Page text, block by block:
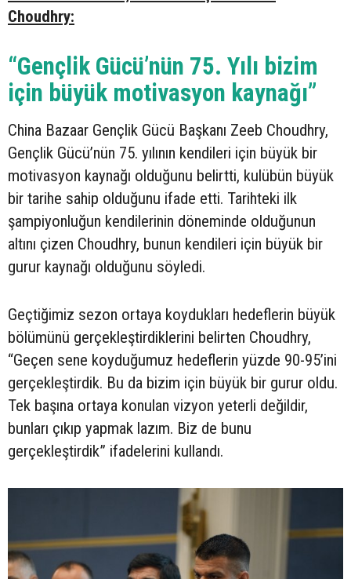
Choudhry:
“Gençlik Gücü’nün 75. Yılı bizim
için büyük motivasyon kaynağı”
China Bazaar Gençlik Gücü Başkanı Zeeb Choudhry,
Gençlik Gücü’nün 75. yılının kendileri için büyük bir
motivasyon kaynağı olduğunu belirtti, kulübün büyük
bir tarihe sahip olduğunu ifade etti. Tarihteki ilk
şampiyonluğun kendilerinin döneminde olduğunun
altını çizen Choudhry, bunun kendileri için büyük bir
gurur kaynağı olduğunu söyledi.
Geçtiğimiz sezon ortaya koydukları hedeflerin büyük
bölümünü gerçekleştirdiklerini belirten Choudhry,
“Geçen sene koyduğumuz hedeflerin yüzde 90-95’ini
gerçekleştirdik. Bu da bizim için büyük bir gurur oldu.
Tek başına ortaya konulan vizyon yeterli değildir,
bunları çıkıp yapmak lazım. Biz de bunu
gerçekleştirdik” ifadelerini kullandı.